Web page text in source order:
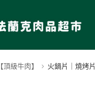
【頂級牛肉】 火鍋片｜燒烤片